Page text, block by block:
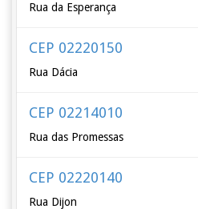
Rua da Esperança
CEP 02220150
Rua Dácia
CEP 02214010
Rua das Promessas
CEP 02220140
Rua Dijon